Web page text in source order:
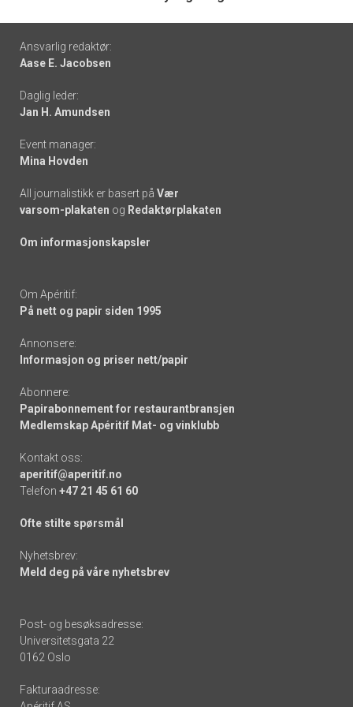
Footer
-
links
Ansvarlig redaktør:
Aase E. Jacobsen
Daglig leder:
Jan H. Amundsen
Event manager:
Mina Hovden
All journalistikk er basert på Vær
varsom-plakaten og Redaktørplakaten
Om informasjonskapsler
Om Apéritif:
På nett og papir siden 1995
Annonsere:
Informasjon og priser nett/papir
Abonnere:
Papirabonnement for restaurantbransjen
Medlemskap Apéritif Mat- og vinklubb
Kontakt oss:
aperitif@aperitif.no
Telefon +47 21 45 61 60
Ofte stilte spørsmål
Nyhetsbrev:
Meld deg på våre nyhetsbrev
Post- og besøksadresse:
Universitetsgata 22
0162 Oslo
Fakturaadresse: